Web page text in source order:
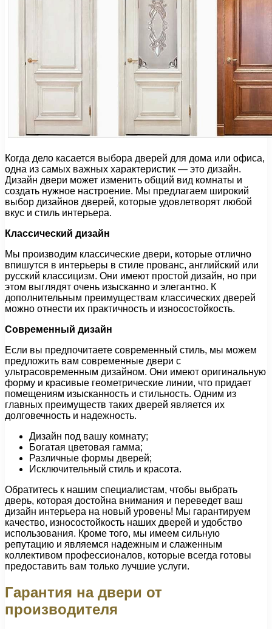
Когда дело касается выбора дверей для дома или офиса,
одна из самых важных характеристик — это дизайн.
Дизайн двери может изменить общий вид комнаты и
создать нужное настроение. Мы предлагаем широкий
выбор дизайнов дверей, которые удовлетворят любой
вкус и стиль интерьера.
Классический дизайн
Мы производим классические двери, которые отлично
впишутся в интерьеры в стиле прованс, английский или
русский классицизм. Они имеют простой дизайн, но при
этом выглядят очень изысканно и элегантно. К
дополнительным преимуществам классических дверей
можно отнести их практичность и износостойкость.
Современный дизайн
Если вы предпочитаете современный стиль, мы можем
предложить вам современные двери с
ультрасовременным дизайном. Они имеют оригинальную
форму и красивые геометрические линии, что придает
помещениям изысканность и стильность. Одним из
главных преимуществ таких дверей является их
долговечность и надежность.
Дизайн под вашу комнату;
Богатая цветовая гамма;
Различные формы дверей;
Исключительный стиль и красота.
Обратитесь к нашим специалистам, чтобы выбрать
дверь, которая достойна внимания и переведет ваш
дизайн интерьера на новый уровень! Мы гарантируем
качество, износостойкость наших дверей и удобство
использования. Кроме того, мы имеем сильную
репутацию и являемся надежным и слаженным
коллективом профессионалов, которые всегда готовы
предоставить вам только лучшие услуги.
Гарантия на двери от
производителя